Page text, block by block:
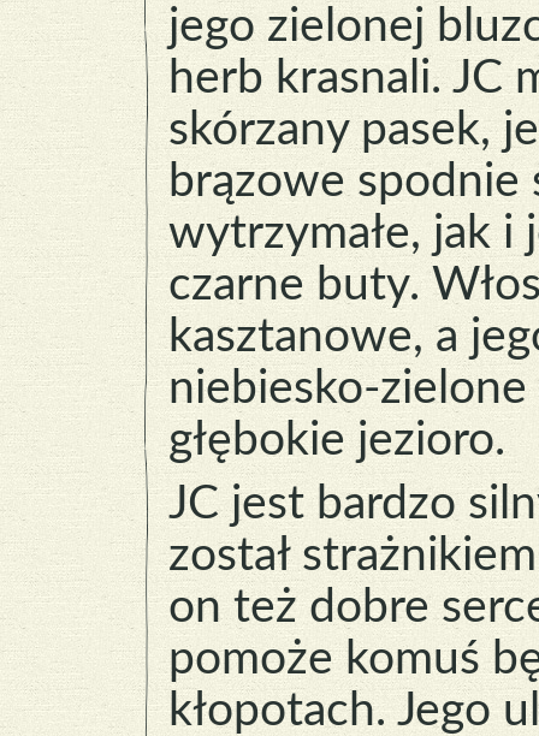
jego zielonej
herb krasnali. JC
skórzany pasek,
brązowe spodnie
wytrzymałe, jak i
czarne buty.
kasztanowe, a
niebiesko-
głębokie jezioro.
JC jest bardzo
został
on też dobre
pomoże komuś
kłopotach. Jego